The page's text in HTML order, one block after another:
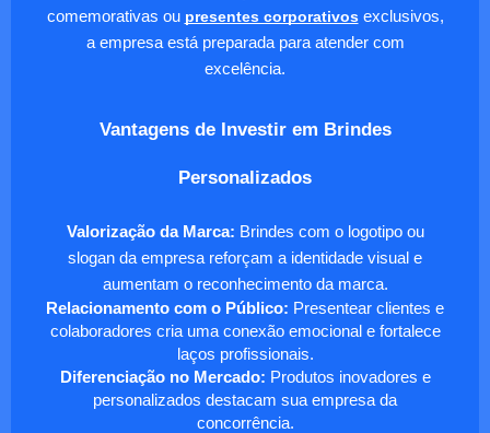
comemorativas ou presentes corporativosexclusivos,
a empresa está preparada para atender com
excelência.
Vantagens de Investir em Brindes
Personalizados
Valorização da Marca: Brindes com o logotipo ou
slogan da empresa reforçam a identidade visual e
aumentam o reconhecimento da marca.
Relacionamento com o Público: Presentear clientes e
colaboradores cria uma conexão emocional e fortalece
laços profissionais.
Diferenciação no Mercado: Produtos inovadores e
personalizados destacam sua empresa da
concorrência.